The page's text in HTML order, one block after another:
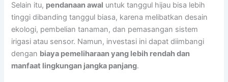
Selain itu, pendanaan awal untuk tanggul hijau bisa lebih
tinggi dibanding tanggul biasa, karena melibatkan desain
ekologi, pembelian tanaman, dan pemasangan sistem
irigasi atau sensor. Namun, investasi ini dapat diimbangi
dengan biaya pemeliharaan yang lebih rendah dan
manfaat lingkungan jangka panjang.